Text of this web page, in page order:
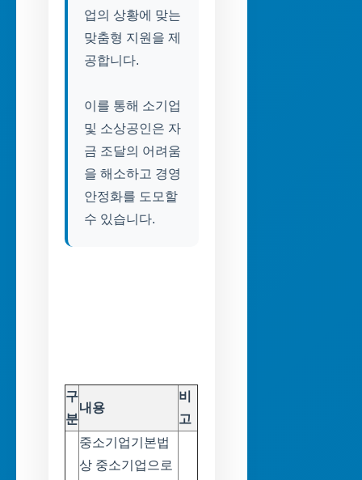
업의 상황에 맞는
맞춤형 지원을 제
공합니다.
이를 통해 소기업
및 소상공인은 자
금 조달의 어려움
을 해소하고 경영
안정화를 도모할
수 있습니다.
구
분
내용
비
고
중소기업기본법
상 중소기업으로